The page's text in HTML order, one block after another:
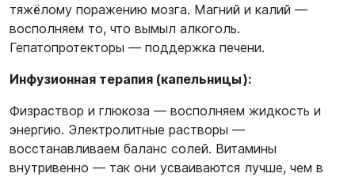
тяжёлому поражению мозга. Магний и калий —
восполняем то, что вымыл алкоголь.
Гепатопротекторы — поддержка печени.
Инфузионная терапия (капельницы):
Физраствор и глюкоза — восполняем жидкость и
энергию. Электролитные растворы —
восстанавливаем баланс солей. Витамины
внутривенно — так они усваиваются лучше, чем в